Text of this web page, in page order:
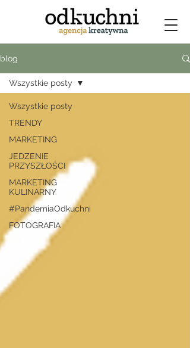
blog
Wszystkie posty
TRENDY
MARKETING
JEDZENIE
PRZYSZŁOŚCI
MARKETING
KULINARNY
#PandemiaOdkuchni
FOTOGRAFIA
Wszystkie posty